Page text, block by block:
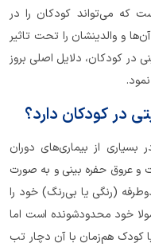
که می‌تواند کودکان را در
و والدینشان را تحت تاثیر
در کودکان، دلایل اصلی بروز
در کودکان دارد؟
بسیاری از بیماری‌های دوران
و‌ عروق حفره بینی و به صورت
(رنگی یا بی‌رنگ) خود را
خود محدود‌شونده است اما
کودک هم‌زمان با آن دچار تب